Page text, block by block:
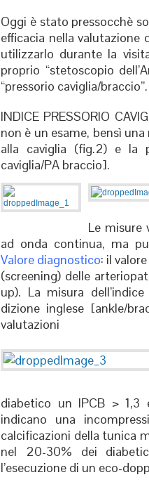
Oggi è stato pressocchè
efficacia nella
utilizzarlo durante la
proprio “stetoscopio
“pressorio caviglia/braccio”.
INDICE PRESSORIO
non è un esame, bensì
alla caviglia (fig.2) e la
caviglia/PA braccio].
Le misure
ad onda continua, ma
Valore diagnostico: il
(screening) delle
up). La misura
dizione inglese [ankle/
valutazioni
diabetico un IPCB > 1,3
indicano una
calcificazioni della tunica
nel 20-30% dei
l’esecuzione di un eco-